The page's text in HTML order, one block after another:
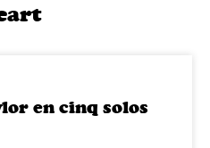
en cinq solos